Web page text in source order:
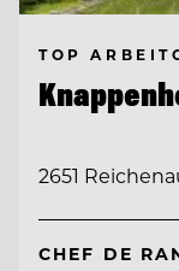
TOP
2651
CHEF DE